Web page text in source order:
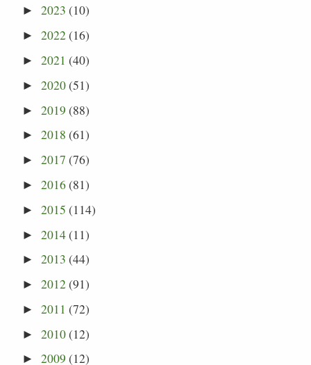
►2023 (10)
►2022(16)
►2021 (40)
►2020(51)
►2019 (88)
►2018 (61)
►2017 (76)
►2016(81)
►2015 (114)
►2014(11)
►2013 (44)
►2012(91)
►2011 (72)
►2010(12)
►2009 (12)